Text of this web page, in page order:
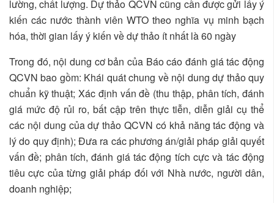
lường, chất lượng. Dự thảo QCVN cũng cần được gửi lấy ý
kiến các nước thành viên WTO theo nghĩa vụ minh bạch
hóa, thời gian lấy ý kiến về dự thảo ít nhất là 60 ngày
Trong đó, nội dung cơ bản của Báo cáo đánh giá tác động
QCVN bao gồm: Khái quát chung về nội dung dự thảo quy
chuẩn kỹ thuật; Xác định vấn đề (thu thập, phân tích, đánh
giá mức độ rủi ro, bất cập trên thực tiễn, diễn giải cụ thể
các nội dung của dự thảo QCVN có khả năng tác động và
lý do quy định); Đưa ra các phương án/giải pháp giải quyết
vấn đề; phân tích, đánh giá tác động tích cực và tác động
tiêu cực của từng giải pháp đối với Nhà nước, người dân,
doanh nghiệp;